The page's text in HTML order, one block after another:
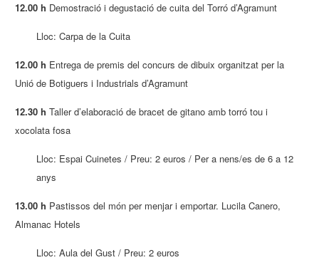
12.00 h Demostració i degustació de cuita del Torró d’Agramunt
Lloc: Carpa de la Cuita
12.00 h Entrega de premis del concurs de dibuix organitzat per la
Unió de Botiguers i Industrials d’Agramunt
12.30 h Taller d’elaboració de bracet de gitano amb torró tou i
xocolata fosa
Lloc: Espai Cuinetes / Preu: 2 euros / Per a nens/es de 6 a 12
anys
13.00 h Pastissos del món per menjar i emportar. Lucila Canero,
Almanac Hotels
Lloc: Aula del Gust / Preu: 2 euros